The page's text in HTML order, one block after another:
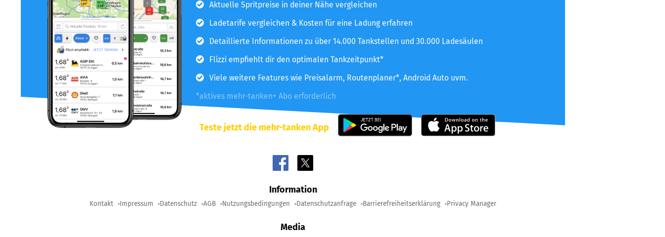
Aktuelle Spritpreise in deiner Nähe vergleichen
Ladetarife vergleichen & Kosten für eine Ladung erfahren
Detaillierte Informationen zu über 14.000 Tankstellen und 30.000 Ladesäulen
Flizzi empfiehlt dir den optimalen Tankzeitpunkt*
Viele weitere Features wie Preisalarm, Routenplaner*, Android Auto uvm.
*aktives mehr-tanken+ Abo erforderlich
Teste jetzt die mehr-tanken App
Information
Kontakt Impressum Datenschutz AGB Nutzungsbedingungen Datenschutzanfrage Barrierefreiheitserklärung Privacy Manager
Media